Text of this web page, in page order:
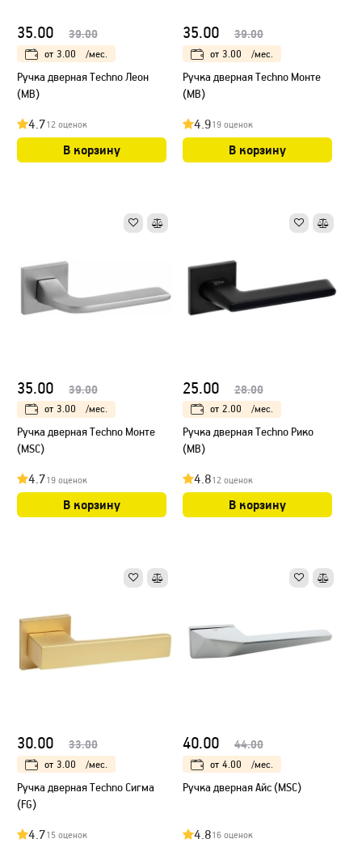
35.00 39.00
от 3.00 /мес.
Ручка дверная Techno Леон
(МB)
4.712 оценок
В корзину
35.00 39.00
от 3.00 /мес.
Ручка дверная Techno Монте
(МB)
4.919 оценок
В корзину
35.00 39.00
от 3.00 /мес.
Ручка дверная Techno Монте
(МSC)
4.719 оценок
В корзину
25.00 28.00
от 2.00 /мес.
Ручка дверная Techno Рико
(МB)
4.812 оценок
В корзину
30.00 33.00
от 3.00 /мес.
Ручка дверная Techno Сигма
(FG)
4.715 оценок
40.00 44.00
от 4.00 /мес.
Ручка дверная Айс (MSC)
4.816 оценок